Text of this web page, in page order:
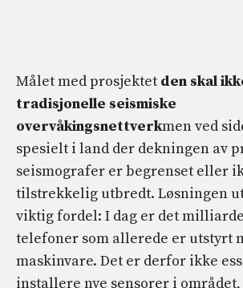
Målet med prosjektet den skal
tradisjonelle seismiske
overvåkingsnettverkmen ved
spesielt i land der dekningen av
seismografer er begrenset eller
tilstrekkelig utbredt. Løsningen
viktig fordel: I dag er det
telefoner som allerede er utstyrt
maskinvare. Det er derfor ikke
installere nye sensorer i